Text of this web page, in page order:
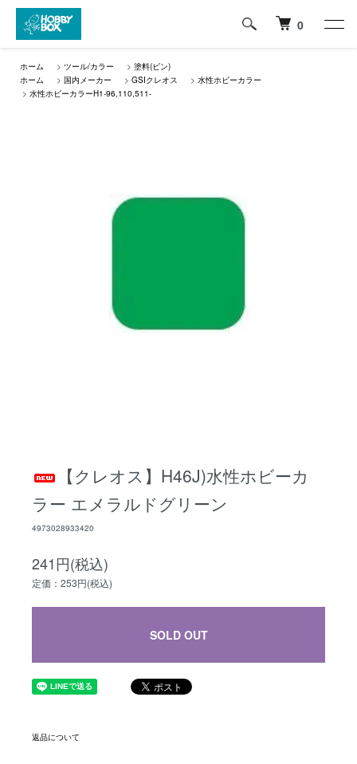
0
ホーム > ツール/カラー > 塗料(ビン)
ホーム
> 国内メーカー > GSIクレオス > 水性ホビーカラー
> 水性ホビーカラーH1-96,110,511-
【クレオス】H46J)水性ホビーカ
ラー エメラルドグリーン
4973028933420
241円(税込)
定価：253円(税込)
SOLD OUT
返品について